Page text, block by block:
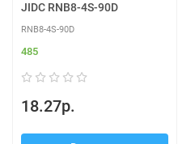
JIDC RNB8-4S-90D
RNB8-4S-90D
485
18.27р.